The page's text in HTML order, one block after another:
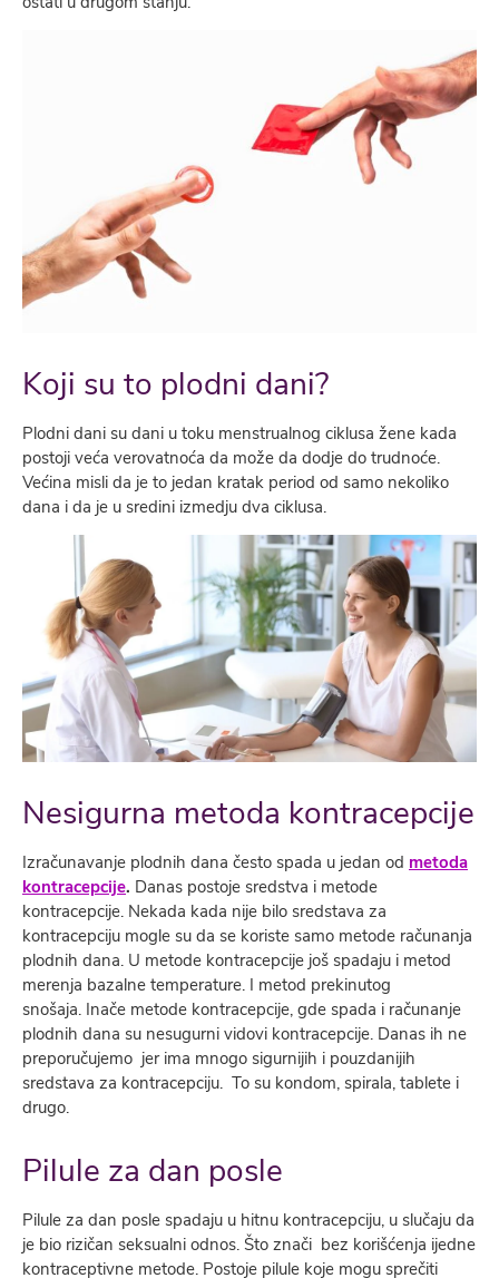
Koji su to plodni dani?
Plodni dani su dani u toku menstrualnog ciklusa žene kada
postoji veća verovatnoća da može da dodje do trudnoće.
Većina misli da je to jedan kratak period od samo nekoliko
dana i da je u sredini izmedju dva ciklusa.
Nesigurna metoda kontracepcije
Izračunavanje plodnih dana često spada u jedan od metoda
kontracepcije. Danas postoje sredstva i metode
kontracepcije. Nekada kada nije bilo sredstava za
kontracepciju mogle su da se koriste samo metode računanja
plodnih dana. U metode kontracepcije još spadaju i metod
merenja bazalne temperature. I metod prekinutog
snošaja. Inače metode kontracepcije, gde spada i računanje
plodnih dana su nesugurni vidovi kontracepcije. Danas ih ne
preporučujemo jer ima mnogo sigurnijih i pouzdanijih
sredstava za kontracepciju. To su kondom, spirala, tablete i
drugo.
Pilule za dan posle
Pilule za dan posle spadaju u hitnu kontracepciju, u slučaju da
je bio rizičan seksualni odnos. Što znači bez korišćenja ijedne
kontraceptivne metode. Postoje pilule koje mogu sprečiti